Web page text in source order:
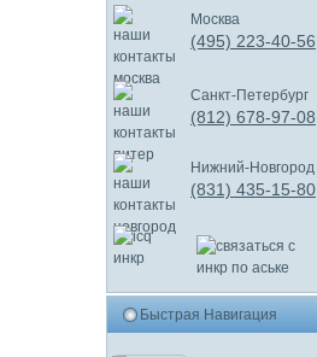
Москва
(495) 223-40-56
Санкт-Петербург
(812) 678-97-08
Нижний-Новгород
(831) 435-15-80
Быстрая Навигация